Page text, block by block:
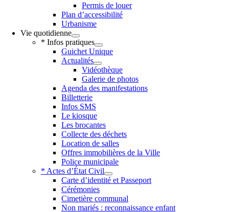
Permis de louer
Plan d’accessibilité
Urbanisme
Vie quotidienne
* Infos pratiques
Guichet Unique
Actualités
Vidéothèque
Galerie de photos
Agenda des manifestations
Billetterie
Infos SMS
Le kiosque
Les brocantes
Collecte des déchets
Location de salles
Offres immobilières de la Ville
Police municipale
* Actes d’État Civil
Carte d’identité et Passeport
Cérémonies
Cimetière communal
Non mariés : reconnaissance enfant